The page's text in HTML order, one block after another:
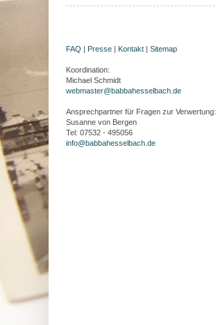
FAQ | Presse | Kontakt | Sitemap
Koordination:
Michael Schmidt
webmaster@babbahesselbach.de
Ansprechpartner für Fragen zur Verwertung:
Susanne von Bergen
Tel: 07532 - 495056
info@babbahesselbach.de